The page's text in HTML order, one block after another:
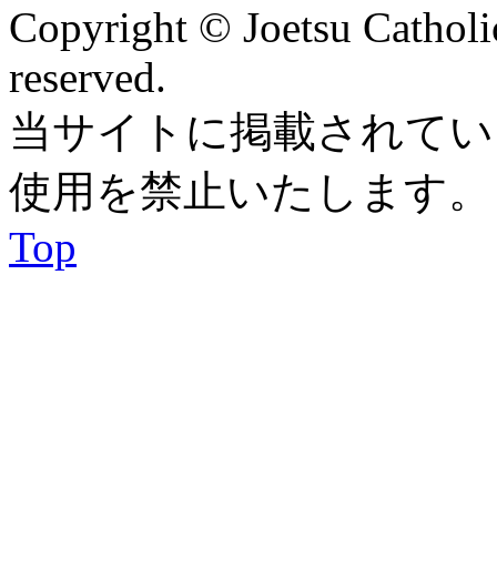
Copyright © Joetsu
reserved.
当サイトに掲載されて
使用を禁止いたします。
Top